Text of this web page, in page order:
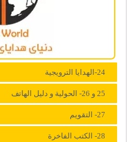
24-الهدایا الترویجیة
25 و 26- الحولیة و دلیل الهاتف
27- التقویم
28- الکتب الفاخرة